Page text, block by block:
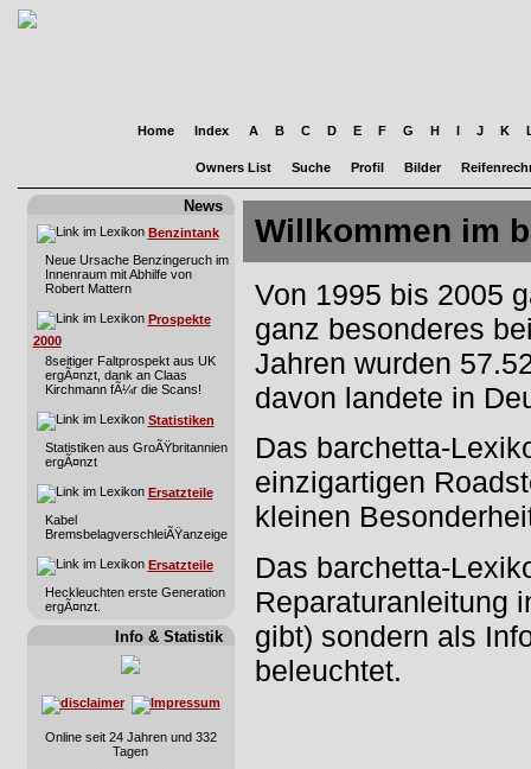
Home Index A B C D E F G H I J K
Owners List Suche Profil Bilder
News
Benzintank
Neue Ursache Benzingeruch im
Innenraum mit Abhilfe von
Robert Mattern
Prospekte
2000
8seitiger Faltprospekt aus UK
ergÃ¤nzt, dank an Claas
Kirchmann fÃ¼r die Scans!
Statistiken
Statistiken aus GroÃŸbritannien
ergÃ¤nzt
Ersatzteile
Kabel
BremsbelagverschleiÃŸanzeige
Ersatzteile
Heckleuchten erste Generation
ergÃ¤nzt.
Info & Statistik
Online seit 24 Jahren und 332
Tagen
Willkommen im
Von 1995 bis 2005
ganz besonderes
Jahren wurden
davon landete in
Das barchetta-
einzigartigen
kleinen
Das barchetta-
Reparaturanleitung
gibt) sondern als
beleuchtet.